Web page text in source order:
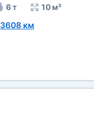
6 т 10 м³
3608 км